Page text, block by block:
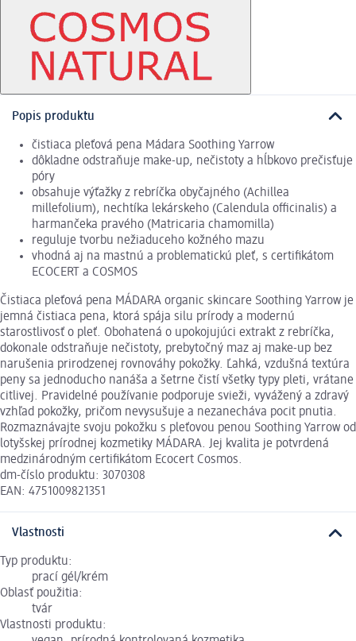
Popis produktu
čistiaca pleťová pena Mádara Soothing Yarrow
dôkladne odstraňuje make-up, nečistoty a hĺbkovo prečisťuje
póry
obsahuje výťažky z rebríčka obyčajného (Achillea
millefolium), nechtíka lekárskeho (Calendula officinalis) a
harmančeka pravého (Matricaria chamomilla)
reguluje tvorbu nežiaduceho kožného mazu
vhodná aj na mastnú a problematickú pleť, s certifikátom
ECOCERT a COSMOS
Čistiaca pleťová pena MÁDARA organic skincare Soothing Yarrow je
jemná čistiaca pena, ktorá spája silu prírody a modernú
starostlivosť o pleť. Obohatená o upokojujúci extrakt z rebríčka,
dokonale odstraňuje nečistoty, prebytočný maz aj make-up bez
narušenia prirodzenej rovnováhy pokožky. Ľahká, vzdušná textúra
peny sa jednoducho nanáša a šetrne čistí všetky typy pleti, vrátane
citlivej. Pravidelné používanie podporuje svieži, vyvážený a zdravý
vzhľad pokožky, pričom nevysušuje a nezanecháva pocit pnutia.
Rozmaznávajte svoju pokožku s pleťovou penou Soothing Yarrow od
lotyšskej prírodnej kozmetiky MÁDARA. Jej kvalita je potvrdená
medzinárodným certifikátom Ecocert Cosmos.
dm-číslo produktu: 3070308
EAN: 4751009821351
Vlastnosti
Typ produktu:
prací gél/krém
Oblasť použitia:
tvár
Vlastnosti produktu: